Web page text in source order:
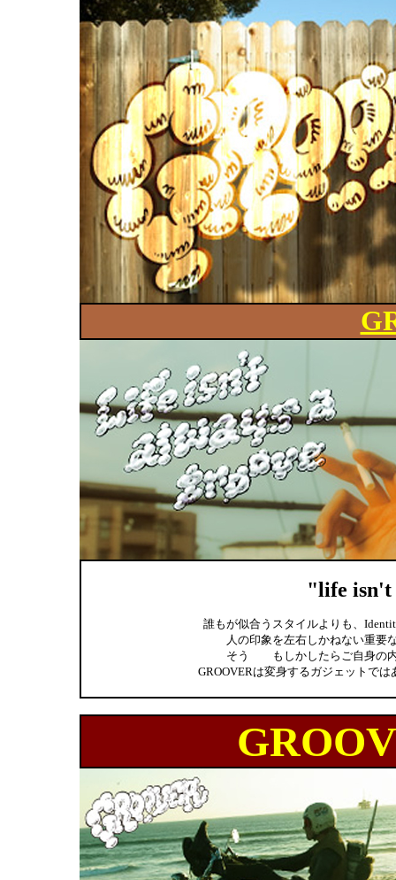
"life isn't
誰もが似合うスタイルよりも、
人の印象を左右しかねない重要
そう もしかしたらご自身の内
GROOVERは変身するガジェットで